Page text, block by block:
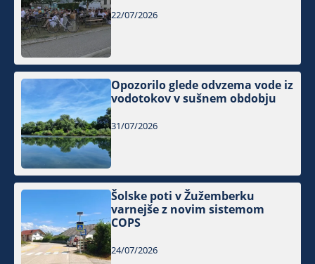
22/07/2026
Opozorilo glede odvzema vode iz
vodotokov v sušnem obdobju
31/07/2026
Šolske poti v Žužemberku
varnejše z novim sistemom
COPS
24/07/2026